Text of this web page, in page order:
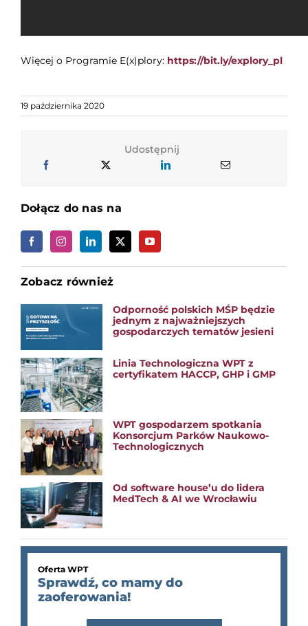
Więcej o Programie E(x)plory: https://bit.ly/explory_pl
19 października 2020
Udostępnij
Dołącz do nas na
Zobacz również
Odporność polskich MŚP będzie
jednym z najważniejszych
gospodarczych tematów jesieni
Linia Technologiczna WPT z
certyfikatem HACCP, GHP i GMP
WPT gospodarzem spotkania
Konsorcjum Parków Naukowo-
Technologicznych
Od software house’u do lidera
MedTech & AI we Wrocławiu
Oferta WPT
Sprawdź, co mamy do
zaoferowania!